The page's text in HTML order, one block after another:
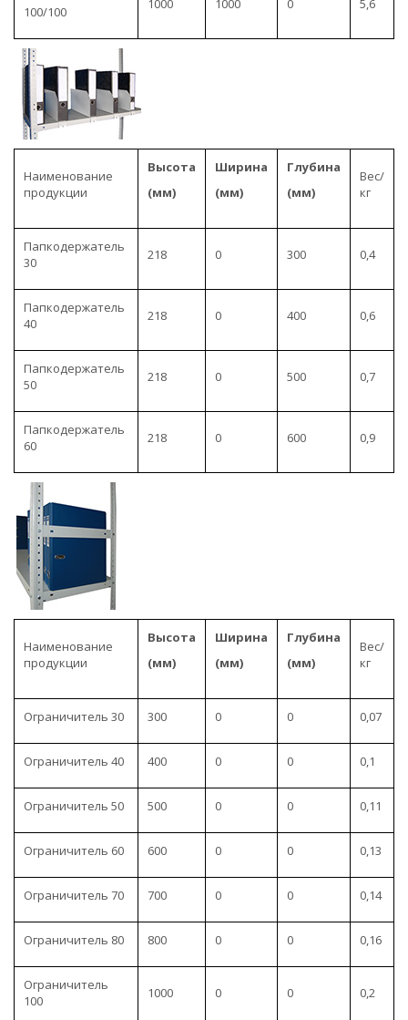
100/100
1000 1000 0 5,6
Наименование
продукции
Высота
(мм)
Ширина
(мм)
Глубина
(мм)
Вес/
кг
Папкодержатель
30
218 0 300 0,4
Папкодержатель
40
218 0 400 0,6
Папкодержатель
50
218 0 500 0,7
Папкодержатель
60
218 0 600 0,9
Наименование
продукции
Высота
(мм)
Ширина
(мм)
Глубина
(мм)
Вес/
кг
Ограничитель 30 300 0 0 0,07
Ограничитель 40 400 0 0 0,1
Ограничитель 50 500 0 0 0,11
Ограничитель 60 600 0 0 0,13
Ограничитель 70 700 0 0 0,14
Ограничитель 80 800 0 0 0,16
Ограничитель
100
1000 0 0 0,2